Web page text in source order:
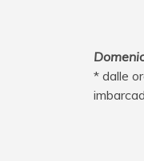
* dalle